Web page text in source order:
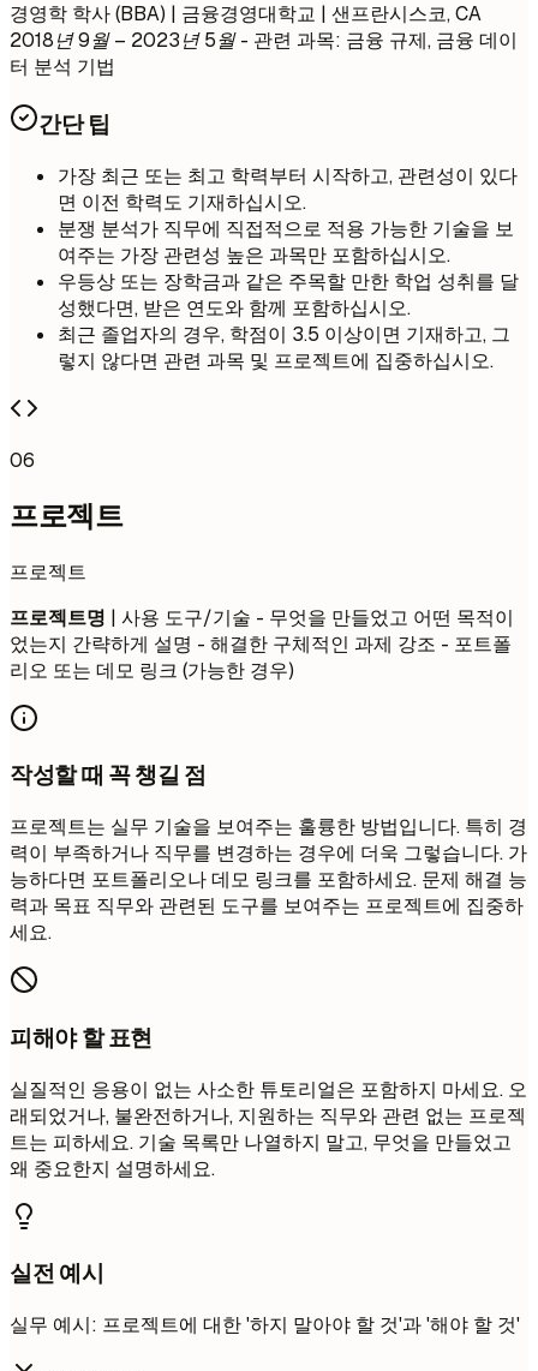
경영학 학사 (BBA) | 금융경영대학교 | 샌프란시스코, CA
2018년 9월 – 2023년 5월- 관련 과목: 금융 규제, 금융 데이
터 분석 기법
간단 팁
가장 최근 또는 최고 학력부터 시작하고, 관련성이 있다
면 이전 학력도 기재하십시오.
분쟁 분석가 직무에 직접적으로 적용 가능한 기술을 보
여주는 가장 관련성 높은 과목만 포함하십시오.
우등상 또는 장학금과 같은 주목할 만한 학업 성취를 달
성했다면, 받은 연도와 함께 포함하십시오.
최근 졸업자의 경우, 학점이 3.5 이상이면 기재하고, 그
렇지 않다면 관련 과목 및 프로젝트에 집중하십시오.
06
프로젝트
프로젝트
프로젝트명 | 사용 도구/기술 - 무엇을 만들었고 어떤 목적이
었는지 간략하게 설명 - 해결한 구체적인 과제 강조 - 포트폴
리오 또는 데모 링크 (가능한 경우)
작성할 때 꼭 챙길 점
프로젝트는 실무 기술을 보여주는 훌륭한 방법입니다. 특히 경
력이 부족하거나 직무를 변경하는 경우에 더욱 그렇습니다. 가
능하다면 포트폴리오나 데모 링크를 포함하세요. 문제 해결 능
력과 목표 직무와 관련된 도구를 보여주는 프로젝트에 집중하
세요.
피해야 할 표현
실질적인 응용이 없는 사소한 튜토리얼은 포함하지 마세요. 오
래되었거나, 불완전하거나, 지원하는 직무와 관련 없는 프로젝
트는 피하세요. 기술 목록만 나열하지 말고, 무엇을 만들었고
왜 중요한지 설명하세요.
실전 예시
실무 예시: 프로젝트에 대한 '하지 말아야 할 것'과 '해야 할 것'